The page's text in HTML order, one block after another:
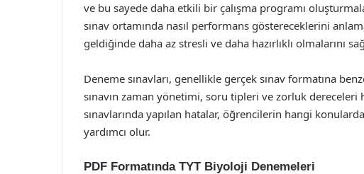
ve bu sayede daha etkili bir çalışma programı
sınav ortamında nasıl performans göstereceklerini
geldiğinde daha az stresli ve daha hazırlıklı olmalarını
Deneme sınavları, genellikle gerçek sınav formatına
sınavın zaman yönetimi, soru tipleri ve zorluk dereceleri
sınavlarında yapılan hatalar, öğrencilerin hangi
yardımcı olur.
PDF Formatında TYT Biyoloji Denemeleri